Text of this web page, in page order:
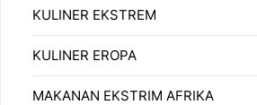
KULINER EKSTREM
KULINER EROPA
MAKANAN EKSTRIM AFRIKA